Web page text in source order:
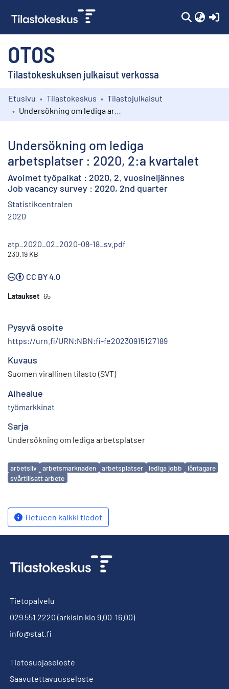
OTOS
Tilastokeskuksen julkaisut verkossa
Kokoelmat
Etusivu Tilastokeskus
Tilastojulkaisut
Undersökning om lediga
arbetsplatser : 2020, 2:a kvartalet
Avoimet työpaikat : 2020, 2. vuosineljännes
Job vacancy survey : 2020, 2nd quarter
Statistikcentralen
2020
atp_2020_02_2020-08-18_sv.pdf
230.19 KB
CC BY 4.0
Lataukset 65
Pysyvä osoite
https://urn.fi/URN:NBN:fi-fe20230915127189
Kuvaus
Suomen virallinen tilasto (SVT)
Aihealue
työmarkkinat
Sarja
Undersökning om lediga arbetsplatser
Avainsanat
arbetsliv arbetsmarknaden arbetsplatser lediga jobb
löntagare
svårtillsatt arbete
Tietueen kaikki tiedot
Tietopalvelu
029 551 2220 (arkisin klo 9.00-16.00)
info@stat.fi
Tietosuojaseloste
Saavutettavuusseloste